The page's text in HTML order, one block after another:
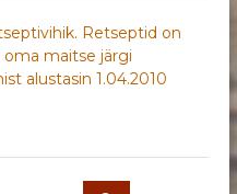
Retseptid on
maitse järgi
alustasin 1.04.2010